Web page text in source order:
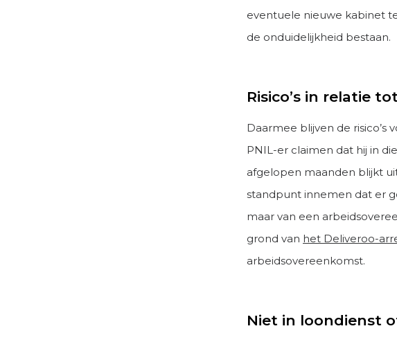
eventuele nieuwe kabinet
de onduidelijkheid bestaan.
Risico’s in relatie
Daarmee blijven de risico’s
PNIL-er claimen dat hij in
afgelopen maanden blijkt
standpunt innemen dat er
maar van een
grond van het Deliveroo-
arbeidsovereenkomst.
Niet in loondienst